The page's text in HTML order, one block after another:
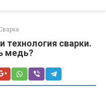
сварки.
медь?